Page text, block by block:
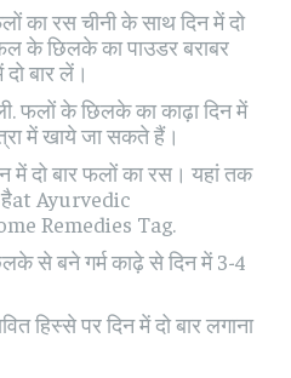
का रस चीनी के साथ दिन में दो
के छिलके का पाउडर बराबर
बार लें।
फलों के छिलके का काढ़ा दिन में
में खाये जा सकते हैं।
में दो बार फलों का रस। यहां तक
हैat Ayurvedic
Remedies Tag.
से बने गर्म काढ़े से दिन में 3-4
हिस्से पर दिन में दो बार लगाना